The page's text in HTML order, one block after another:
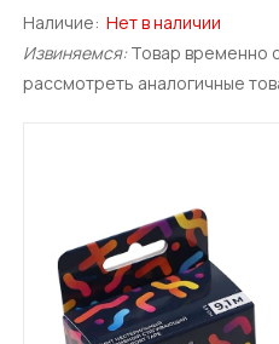
Наличие: Нет в наличии
Извиняемся: Товар временно
рассмотреть аналогичные